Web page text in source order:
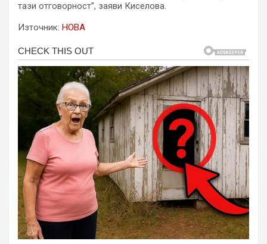
тази отговорност”, заяви Киселова.
Източник: НОВА